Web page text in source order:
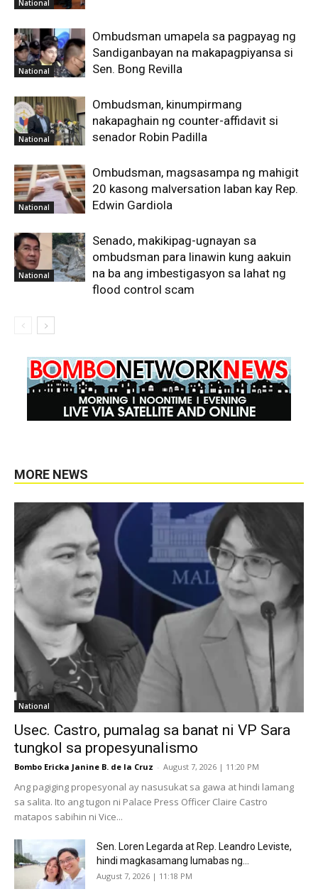
National
National
Ombudsman umapela sa pagpayag ng
Sandiganbayan na makapagpiyansa si
Sen. Bong Revilla
National
Ombudsman, kinumpirmang
nakapaghain ng counter-affidavit si
senador Robin Padilla
National
Ombudsman, magsasampa ng mahigit
20 kasong malversation laban kay Rep.
Edwin Gardiola
National
Senado, makikipag-ugnayan sa
ombudsman para linawin kung aakuin
na ba ang imbestigasyon sa lahat ng
flood control scam
MORE NEWS
National
Usec. Castro, pumalag sa banat ni VP Sara
tungkol sa propesyunalismo
Bombo Ericka Janine B. de la Cruz - August 7, 2026 | 11:20 PM
Ang pagiging propesyonal ay nasusukat sa gawa at hindi lamang
sa salita. Ito ang tugon ni Palace Press Officer Claire Castro
matapos sabihin ni Vice...
Sen. Loren Legarda at Rep. Leandro Leviste,
hindi magkasamang lumabas ng...
August 7, 2026 | 11:18 PM